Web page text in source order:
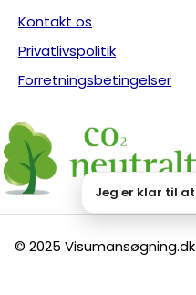
Kontakt os
Privatlivspolitik
Forretningsbetingelser
© 2025 Visumansøgning.dk